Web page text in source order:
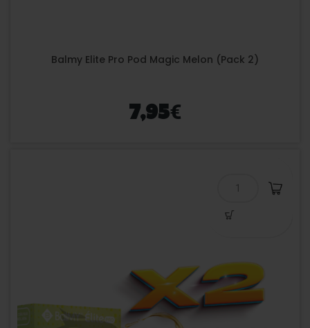
Balmy Elite Pro Pod Magic Melon (Pack 2)
7,95€